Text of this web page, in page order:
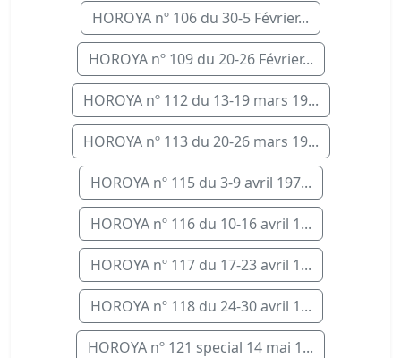
HOROYA nº 106 du 30-5 Février...
HOROYA nº 109 du 20-26 Février...
HOROYA nº 112 du 13-19 mars 19...
HOROYA nº 113 du 20-26 mars 19...
HOROYA nº 115 du 3-9 avril 197...
HOROYA nº 116 du 10-16 avril 1...
HOROYA nº 117 du 17-23 avril 1...
HOROYA nº 118 du 24-30 avril 1...
HOROYA nº 121 special 14 mai 1...